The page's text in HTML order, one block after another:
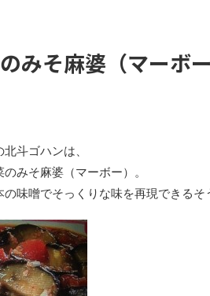
みそ麻婆（マーボ
斗ゴハンは、
みそ麻婆（マーボー）。
味噌でそっくりな味を再現できるそ